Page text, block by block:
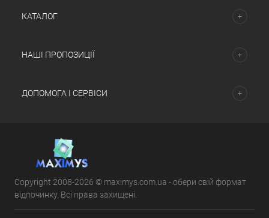
КАТАЛОГ
НАШІ ПРОПОЗИЦІЇ
ДОПОМОГА І СЕРВІСИ
Copyright 2008-2026 © maximys.com.ua - обери свій формат
відпочинку. Всі права захищені.